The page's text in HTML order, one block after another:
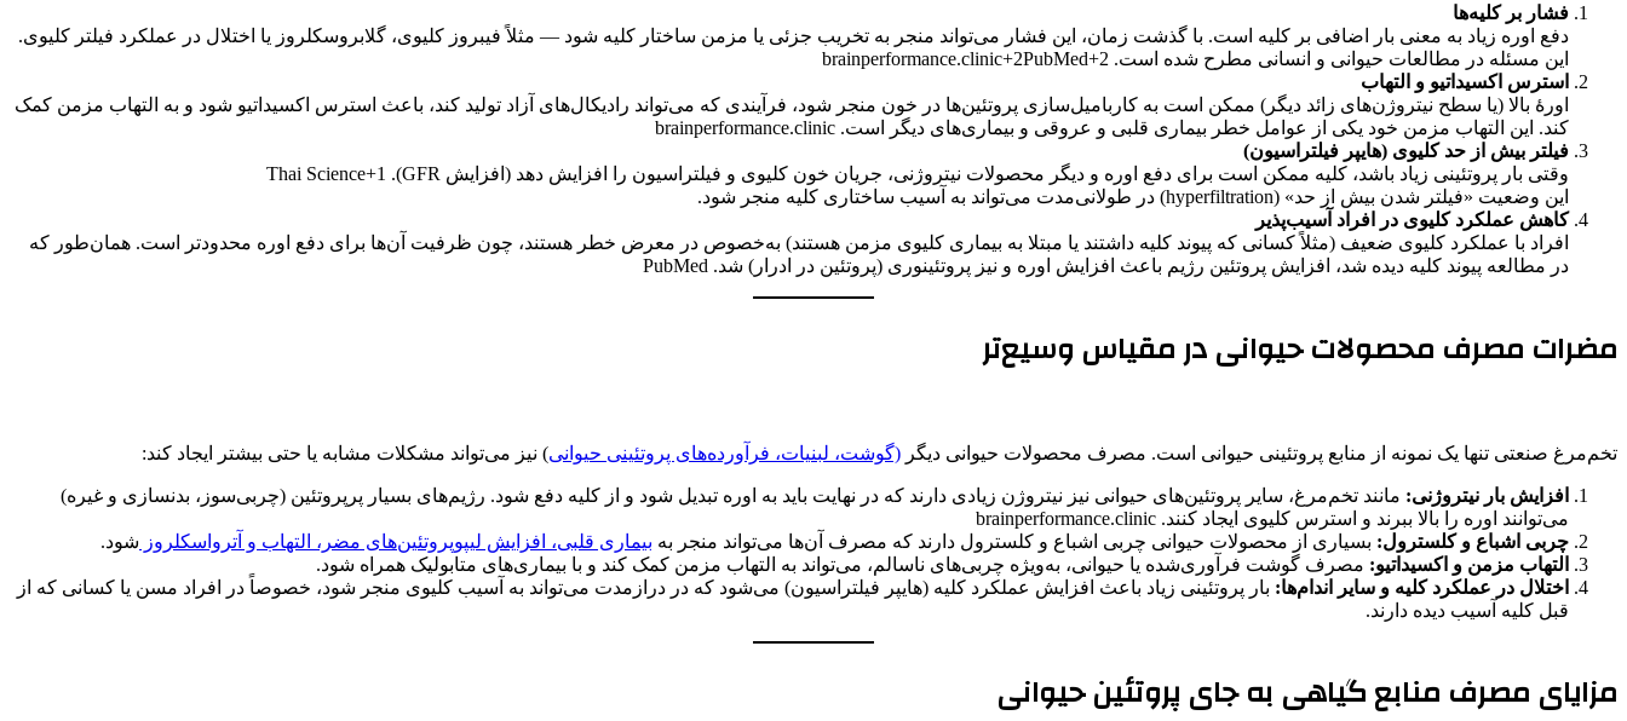
فشار بر کلیه‌ها
دفع اوره زیاد به معنی بار اضافی بر کلیه است. با گذشت زمان، این فشار می‌تواند منجر به تخریب جزئی یا مزمن ساختار کلیه شود — مثلاً فیبروز کلیوی، گلابروسکلروز یا اختلال در عملکرد فیلتر کلیوی.
این مسئله در مطالعات حیوانی و انسانی مطرح شده است. brainperformance.clinic+2PubMed+2
استرس اکسیداتیو و التهاب
اورۀ بالا (یا سطح نیتروژن‌های زائد دیگر) ممکن است به کاربامیل‌سازی پروتئین‌ها در خون منجر شود، فرآیندی که می‌تواند رادیکال‌های آزاد تولید کند، باعث استرس اکسیداتیو شود و به التهاب مزمن کمک
کند. این التهاب مزمن خود یکی از عوامل خطر بیماری قلبی و عروقی و بیماری‌های دیگر است. brainperformance.clinic
فیلتر بیش از حد کلیوی (هایپر فیلتراسیون)
وقتی بار پروتئینی زیاد باشد، کلیه ممکن است برای دفع اوره و دیگر محصولات نیتروژنی، جریان خون کلیوی و فیلتراسیون را افزایش دهد (افزایش GFR). Thai Science+1
این وضعیت «فیلتر شدن بیش از حد» (hyperfiltration) در طولانی‌مدت می‌تواند به آسیب ساختاری کلیه منجر شود.
کاهش عملکرد کلیوی در افراد آسیب‌پذیر
افراد با عملکرد کلیوی ضعیف (مثلاً کسانی که پیوند کلیه داشتند یا مبتلا به بیماری کلیوی مزمن هستند) به‌خصوص در معرض خطر هستند، چون ظرفیت آن‌ها برای دفع اوره محدود‌تر است. همان‌طور که
در مطالعه پیوند کلیه دیده شد، افزایش پروتئین رژیم باعث افزایش اوره و نیز پروتئینوری (پروتئین در ادرار) شد. PubMed
مضرات مصرف محصولات حیوانی در مقیاس وسیع‌تر
تخم‌مرغ صنعتی تنها یک نمونه از منابع پروتئینی حیوانی است. مصرف محصولات حیوانی دیگر (گوشت، لبنیات، فرآورده‌های پروتئینی حیوانی) نیز می‌تواند مشکلات مشابه یا حتی بیشتر ایجاد کند:
افزایش بار نیتروژنی: مانند تخم‌مرغ، سایر پروتئین‌های حیوانی نیز نیتروژن زیادی دارند که در نهایت باید به اوره تبدیل شود و از کلیه دفع شود. رژیم‌های بسیار پرپروتئین (چربی‌سوز، بدنسازی و غیره)
می‌توانند اوره را بالا ببرند و استرس کلیوی ایجاد کنند. brainperformance.clinic
چربی اشباع و کلسترول: بسیاری از محصولات حیوانی چربی اشباع و کلسترول دارند که مصرف آن‌ها می‌تواند منجر به بیماری قلبی، افزایش لیپوپروتئین‌های مضر، التهاب و آترواسکلروز شود.
التهاب مزمن و اکسیداتیو: مصرف گوشت فرآوری‌شده یا حیوانی، به‌ویژه چربی‌های ناسالم، می‌تواند به التهاب مزمن کمک کند و با بیماری‌های متابولیک همراه شود.
اختلال در عملکرد کلیه و سایر اندام‌ها: بار پروتئینی زیاد باعث افزایش عملکرد کلیه (هایپر فیلتراسیون) می‌شود که در درازمدت می‌تواند به آسیب کلیوی منجر شود، خصوصاً در افراد مسن یا کسانی که از
قبل کلیه‌ آسیب دیده دارند.
مزایای مصرف منابع گیاهی به جای پروتئین حیوانی